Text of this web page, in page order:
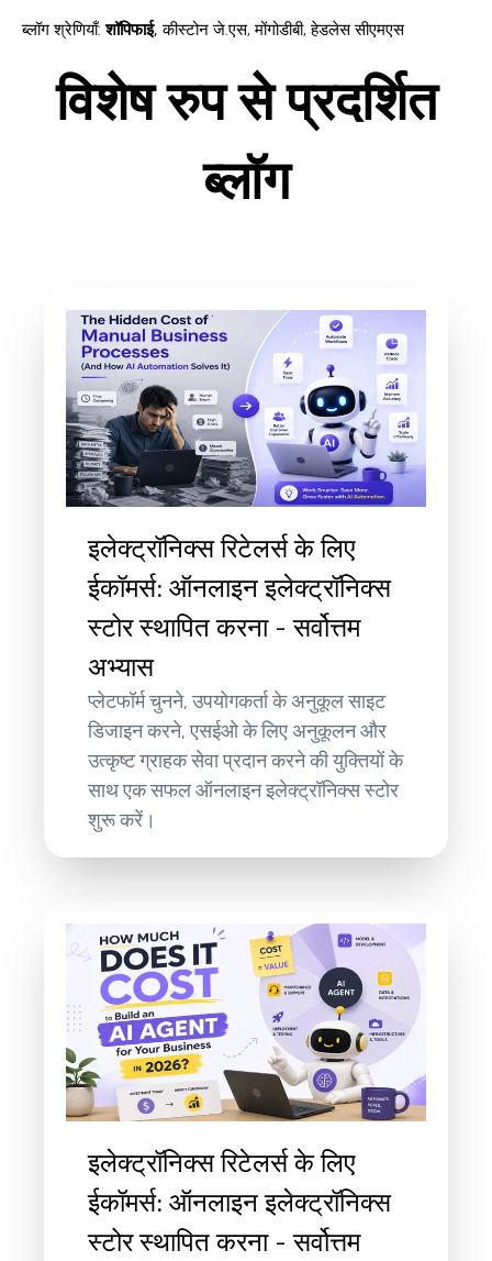
ब्लॉग श्रेणियाँ: शॉपिफाई, कीस्टोन जे.एस,मोंगोडीबी,हेडलेस सीएमएस
विशेष रुप से प्रदर्शित
ब्लॉग
इलेक्ट्रॉनिक्स रिटेलर्स के लिए
ईकॉमर्स: ऑनलाइन इलेक्ट्रॉनिक्स
स्टोर स्थापित करना - सर्वोत्तम
अभ्यास
प्लेटफॉर्म चुनने, उपयोगकर्ता के अनुकूल साइट
डिजाइन करने, एसईओ के लिए अनुकूलन और
उत्कृष्ट ग्राहक सेवा प्रदान करने की युक्तियों के
साथ एक सफल ऑनलाइन इलेक्ट्रॉनिक्स स्टोर
शुरू करें।
इलेक्ट्रॉनिक्स रिटेलर्स के लिए
ईकॉमर्स: ऑनलाइन इलेक्ट्रॉनिक्स
स्टोर स्थापित करना - सर्वोत्तम